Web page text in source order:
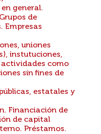
general.
de
Empresas
uniones
instutuciones,
como
sin fines de
estatales y
Financiación de
de capital
Préstamos.